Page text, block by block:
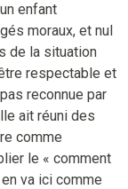
enfant
moraux, et nul
de la situation
respectable et
reconnue par
ait réuni des
comme
le « comment
va ici comme